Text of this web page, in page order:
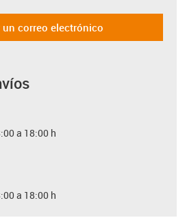
un correo electrónico
a 18:00 h
a 18:00 h